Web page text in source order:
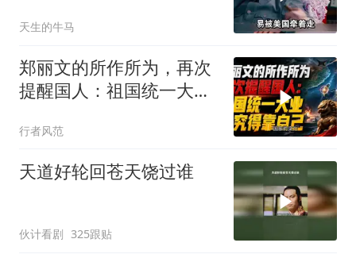
天生的牛马
郑丽文的所作所为，再次
提醒国人：祖国统一大
行者风范
天道好轮回苍天饶过谁
伙计看剧 325跟贴